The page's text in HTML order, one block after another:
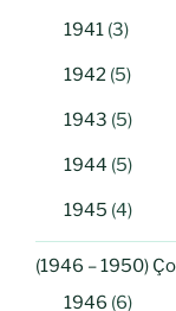
1941 (3)
1942 (5)
1943 (5)
1944 (5)
1945 (4)
(1946 – 1950)
1946 (6)